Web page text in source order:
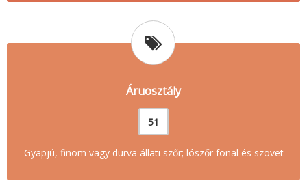
Áruosztály
51
Gyapjú, finom vagy durva állati szőr; lószőr fonal és szövet